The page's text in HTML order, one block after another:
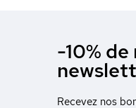
-10%
Recevez nos